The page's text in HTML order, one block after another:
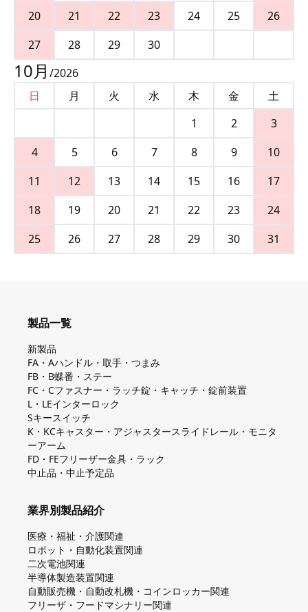
20
21 22 23 24 25
26
27
28 29 30
10月 /2026
日
月 火 水 木 金
土
1
2
3
4
5 6 7 8 9
10
11
12 13 14 15 16
17
18
19 20 21 22 23
24
25
26 27 28 29 30 31
製品一覧
新製品
FA・Aハンドル・取手・つまみ
FB・B蝶番・ステー
FC・Cファスナー・ラッチ錠・キャッチ・錠前装置
L・LEインターロック
Sキースイッチ
K・KCキャスター・アジャスタースライドレール・モニタ
ーアーム
FD・FEフリーザー金具・ラック
中止品・中止予定品
業界別製品紹介
医療・福祉・介護関連
ロボット・自動化装置関連
二次電池関連
半導体製造装置関連
自動販売機・自動改札機・コインロッカー関連
フリーザ・フードマシナリー関連